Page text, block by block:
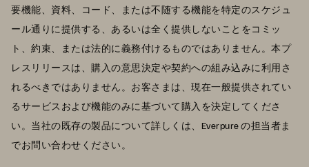
要機能、資料、コード、または不随する機能を特定のスケジュ
ール通りに提供する、あるいは全く提供しないことをコミッ
ト、約束、または法的に義務付けるものではありません。本プ
レスリリースは、購入の意思決定や契約への組み込みに利用さ
れるべきではありません。お客さまは、現在一般提供されてい
るサービスおよび機能のみに基づいて購入を決定してくださ
い。当社の既存の製品について詳しくは、Everpure の担当者ま
でお問い合わせください。